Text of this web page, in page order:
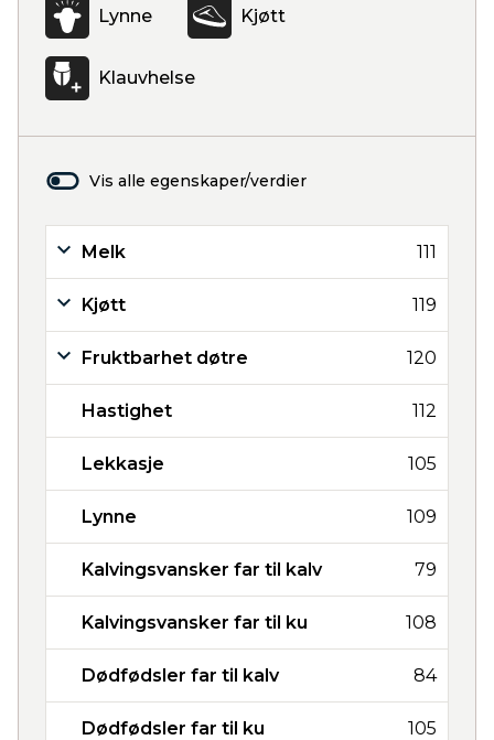
Lynne Kjøtt
Klauvhelse
Vis alle egenskaper/verdier
Melk 111
Kjøtt 119
Fruktbarhet døtre 120
Hastighet 112
Lekkasje 105
Lynne 109
Kalvingsvansker far til kalv 79
Kalvingsvansker far til ku 108
Dødfødsler far til kalv 84
Dødfødsler far til ku 105